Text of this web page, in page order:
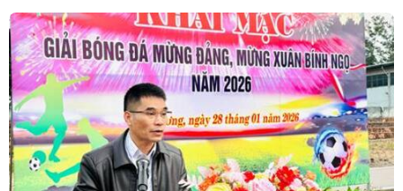
trao tặng kinh phí hỗ trợ xóa nhà tạm, nhà dột nát tại Thôn 2, xã Na
Dương.Đoàn công tác trao kinh phí hỗ trợ xóa nhà ...